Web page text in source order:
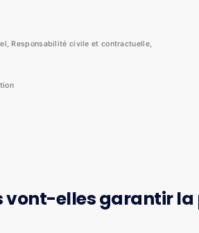
, Responsabilité civile et contractuelle,
vont-elles garantir